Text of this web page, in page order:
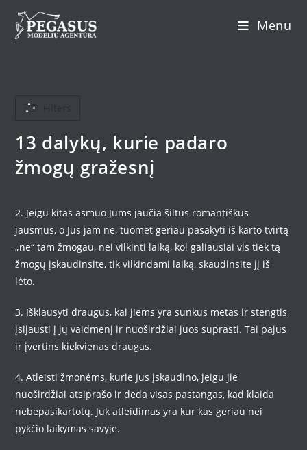
content
Menu
13 dalykų, kurie padaro
žmogų gražesnį
2. Jeigu kitas asmuo Jums jaučia šiltus romantiškus
jausmus, o Jūs jam ne, tuomet geriau pasakyti iš karto tvirtą
„ne“ tam žmogau, nei vilkinti laiką, kol galiausiai vis tiek tą
žmogų įskaudinsite, tik vilkindami laiką, skaudinsite jį iš
lėto.
3. Išklausyti draugus, kai jiems yra sunkus metas ir stengtis
įsijausti į jų vaidmenį ir nuoširdžiai juos suprasti. Tai pajus
ir įvertins kiekvienas draugas.
4. Atleisti žmonėms, kurie Jus įskaudino, jeigu jie
nuoširdžiai atsiprašo ir deda visas pastangas, kad klaida
nebepasikartotų. Juk atleidimas yra kur kas geriau nei
pykčio laikymas savyje.